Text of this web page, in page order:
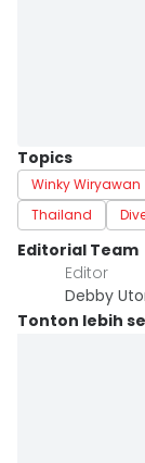
Topics
Winky Wiryawan
Thailand
Editorial Team
Editor
Debby
Tonton lebih